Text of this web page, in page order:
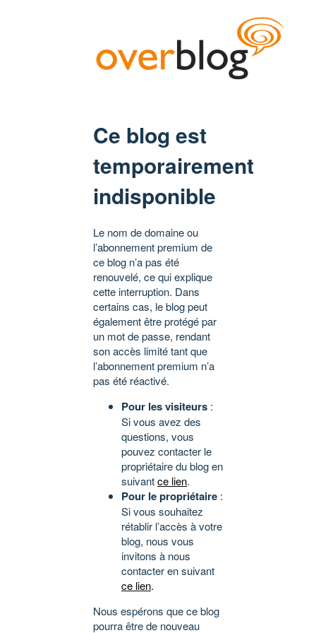
Ce blog est
temporairement
indisponible
Le nom de domaine ou
l’abonnement premium de
ce blog n’a pas été
renouvelé, ce qui explique
cette interruption. Dans
certains cas, le blog peut
également être protégé par
un mot de passe, rendant
son accès limité tant que
l’abonnement premium n’a
pas été réactivé.
Pour les visiteurs :
Si vous avez des
questions, vous
pouvez contacter le
propriétaire du blog en
suivantce lien.
Pour le propriétaire :
Si vous souhaitez
rétablir l’accès à votre
blog, nous vous
invitons à nous
contacter en suivant
ce lien.
Nous espérons que ce blog
pourra être de nouveau